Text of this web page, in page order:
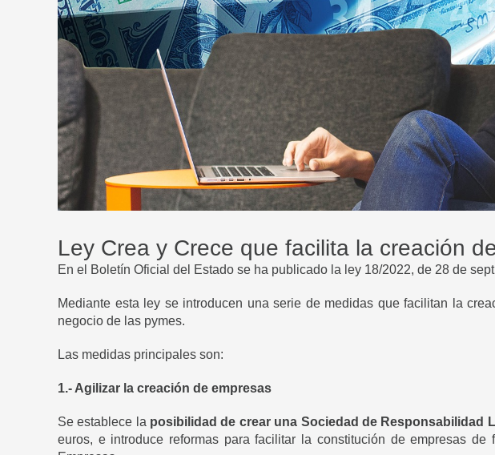
Ley Crea y Crece que facilita la creación
En el Boletín Oficial del Estado se ha publicado la ley 18/2022, de 28 de
Mediante esta ley se introducen una serie de medidas que facilitan la
negocio de las pymes.
Las medidas principales son:
1.- Agilizar la creación de empresas
Se establece la posibilidad de crear una Sociedad de Responsabilidad
euros, e introduce reformas para facilitar la constitución de empresas